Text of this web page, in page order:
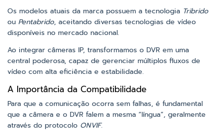
Os modelos atuais da marca possuem a tecnologia Tribrido
ou Pentabrido, aceitando diversas tecnologias de vídeo
disponíveis no mercado nacional.
Ao integrar câmeras IP, transformamos o DVR em uma
central poderosa, capaz de gerenciar múltiplos fluxos de
vídeo com alta eficiência e estabilidade.
A Importância da Compatibilidade
Para que a comunicação ocorra sem falhas, é fundamental
que a câmera e o DVR falem a mesma “língua”, geralmente
através do protocolo ONVIF.